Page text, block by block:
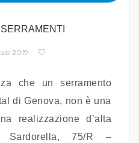
2019
che un serramento
di Genova, non è una
realizzazione d’alta
Sardorella, 75/R –